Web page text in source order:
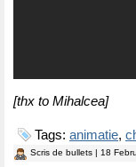
[thx to Mihalcea]
Tags: animatie,
Scris de bullets | 18